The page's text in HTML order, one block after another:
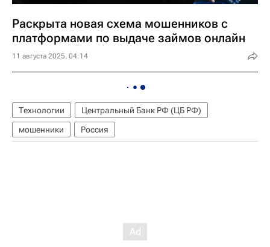
Раскрыта новая схема мошенников с
платформами по выдаче займов онлайн
11 августа 2025, 04:14
Технологии
Центральный Банк РФ (ЦБ РФ)
мошенники
Россия